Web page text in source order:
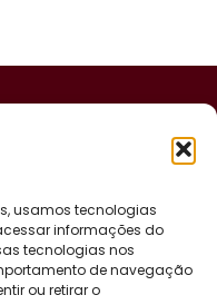
usamos tecnologias
informações do
tecnologias nos
de navegação
ou retirar o